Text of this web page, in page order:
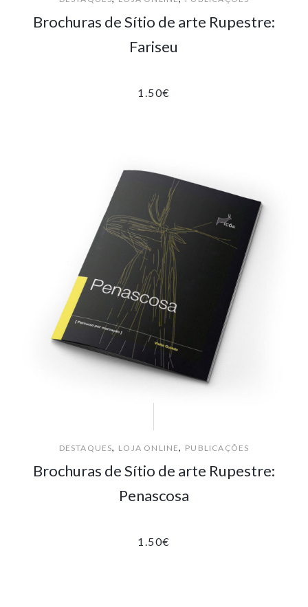
Brochuras de Sítio de arte Rupestre:
Fariseu
1.50€
DESTAQUES, LOJA ONLINE, PUBLICAÇÕES
Brochuras de Sítio de arte Rupestre:
Penascosa
1.50€